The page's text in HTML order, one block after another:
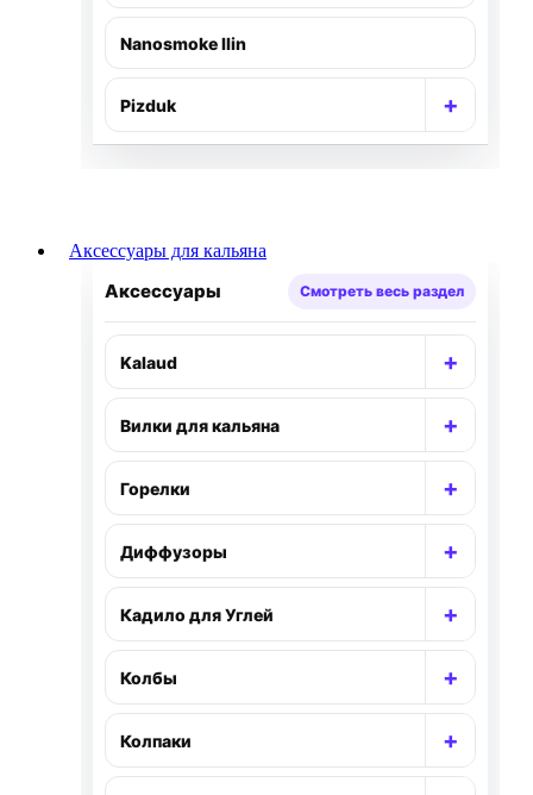
Nanosmoke Ilin
Pizduk +
Аксессуары для кальяна
Аксессуары Смотреть весь раздел
Kalaud +
Вилки для кальяна +
Горелки +
Диффузоры +
Кадило для Углей +
Колбы +
Колпаки +